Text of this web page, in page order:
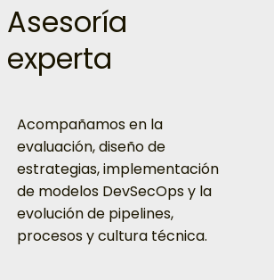
Asesoría
experta
Acompañamos en la
evaluación, diseño de
estrategias, implementación
de modelos DevSecOps y la
evolución de pipelines,
procesos y cultura técnica.